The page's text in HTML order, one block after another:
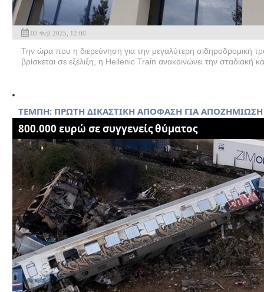
03 Φεβ 2025, 12:00
Την ώρα που η διερεύνηση για την μεγαλύτερη σιδηροδρομική
βρίσκεται σε εξέλιξη, η Hellenic Train ανακοινώνει την σταδιακή
ΤΕΜΠΗ: ΠΡΩΤΗ ΔΙΚΑΣΤΙΚΗ ΑΠΟΦΑΣΗ ΓΙΑ ΑΠΟΖΗΜΙΩΣΗ
800.000 ευρώ σε συγγενείς θύματος